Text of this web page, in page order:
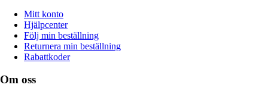
Mitt konto
Hjälpcenter
Följ min beställning
Returnera min beställning
Rabattkoder
Om oss